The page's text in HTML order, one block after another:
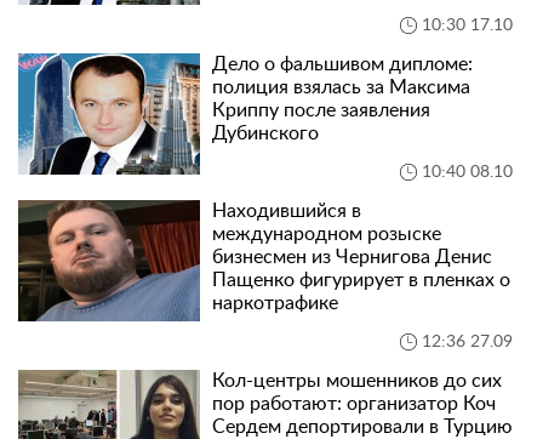
10:30 17.10
Дело о фальшивом дипломе:
полиция взялась за Максима
Криппу после заявления
Дубинского
10:40 08.10
Находившийся в
международном розыске
бизнесмен из Чернигова Денис
Пащенко фигурирует в пленках о
наркотрафике
12:36 27.09
Кол-центры мошенников до сих
пор работают: организатор Коч
Сердем депортировали в Турцию